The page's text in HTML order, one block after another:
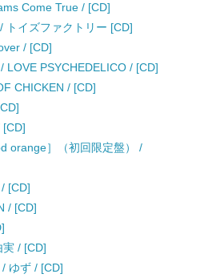
Come True / [CD]
トイズファクトリー [CD]
/ [CD]
LOVE PSYCHEDELICO / [CD]
CHICKEN / [CD]
[CD]
orange］（初回限定盤） /
[CD]
/ [CD]
実 / [CD]
ゆず / [CD]